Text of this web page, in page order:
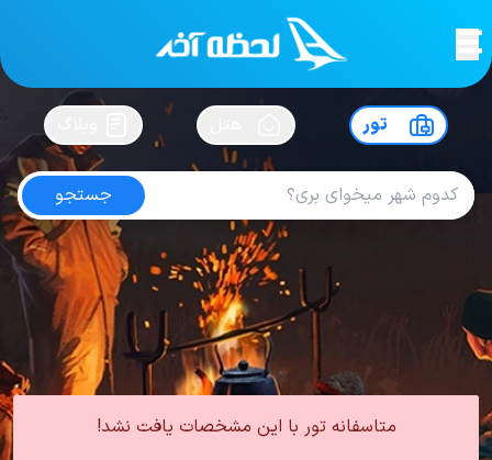
لحظه آخرسفرت رو بساز !
تور
جستجو
تور قونیه مهر
4.8 از5| از100 کاربر
تور ترکیه تور قونیه
تور قونیه پاییز
متاسفانه تور با این مشخصات یافت نشد!